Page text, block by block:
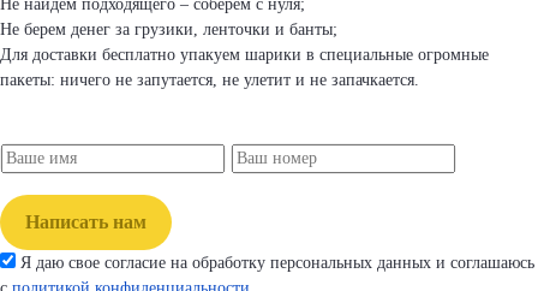
Не найдем подходящего – соберем с нуля;
Не берем денег за грузики, ленточки и банты;
Для доставки бесплатно упакуем шapики в специальные огромные
пакеты: ничего не запутается, не улетит и не запачкается.
Написать нам
Я даю свое согласие на обработку персональных данных и соглашаюсь